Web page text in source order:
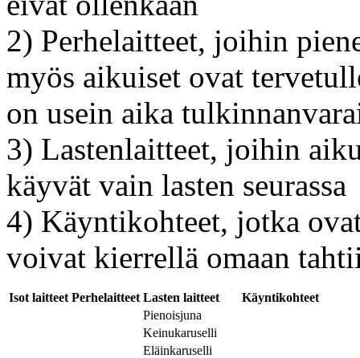
2) Perhelaitteet, joihin
myös aikuiset ovat
on usein aika
3) Lastenlaitteet, joihin
käyvät vain lasten seurassa
4) Käyntikohteet, jotka
voivat kierrellä omaan
Isot laitteet Perhelaitteet Lasten laitteet
Käyntikohteet
Pienoisjuna
Keinukaruselli
Eläinkaruselli